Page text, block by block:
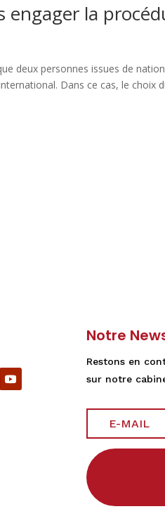
la
deux personnes issues de
Dans ce cas, le choix
Notre
Restons en
sur notre